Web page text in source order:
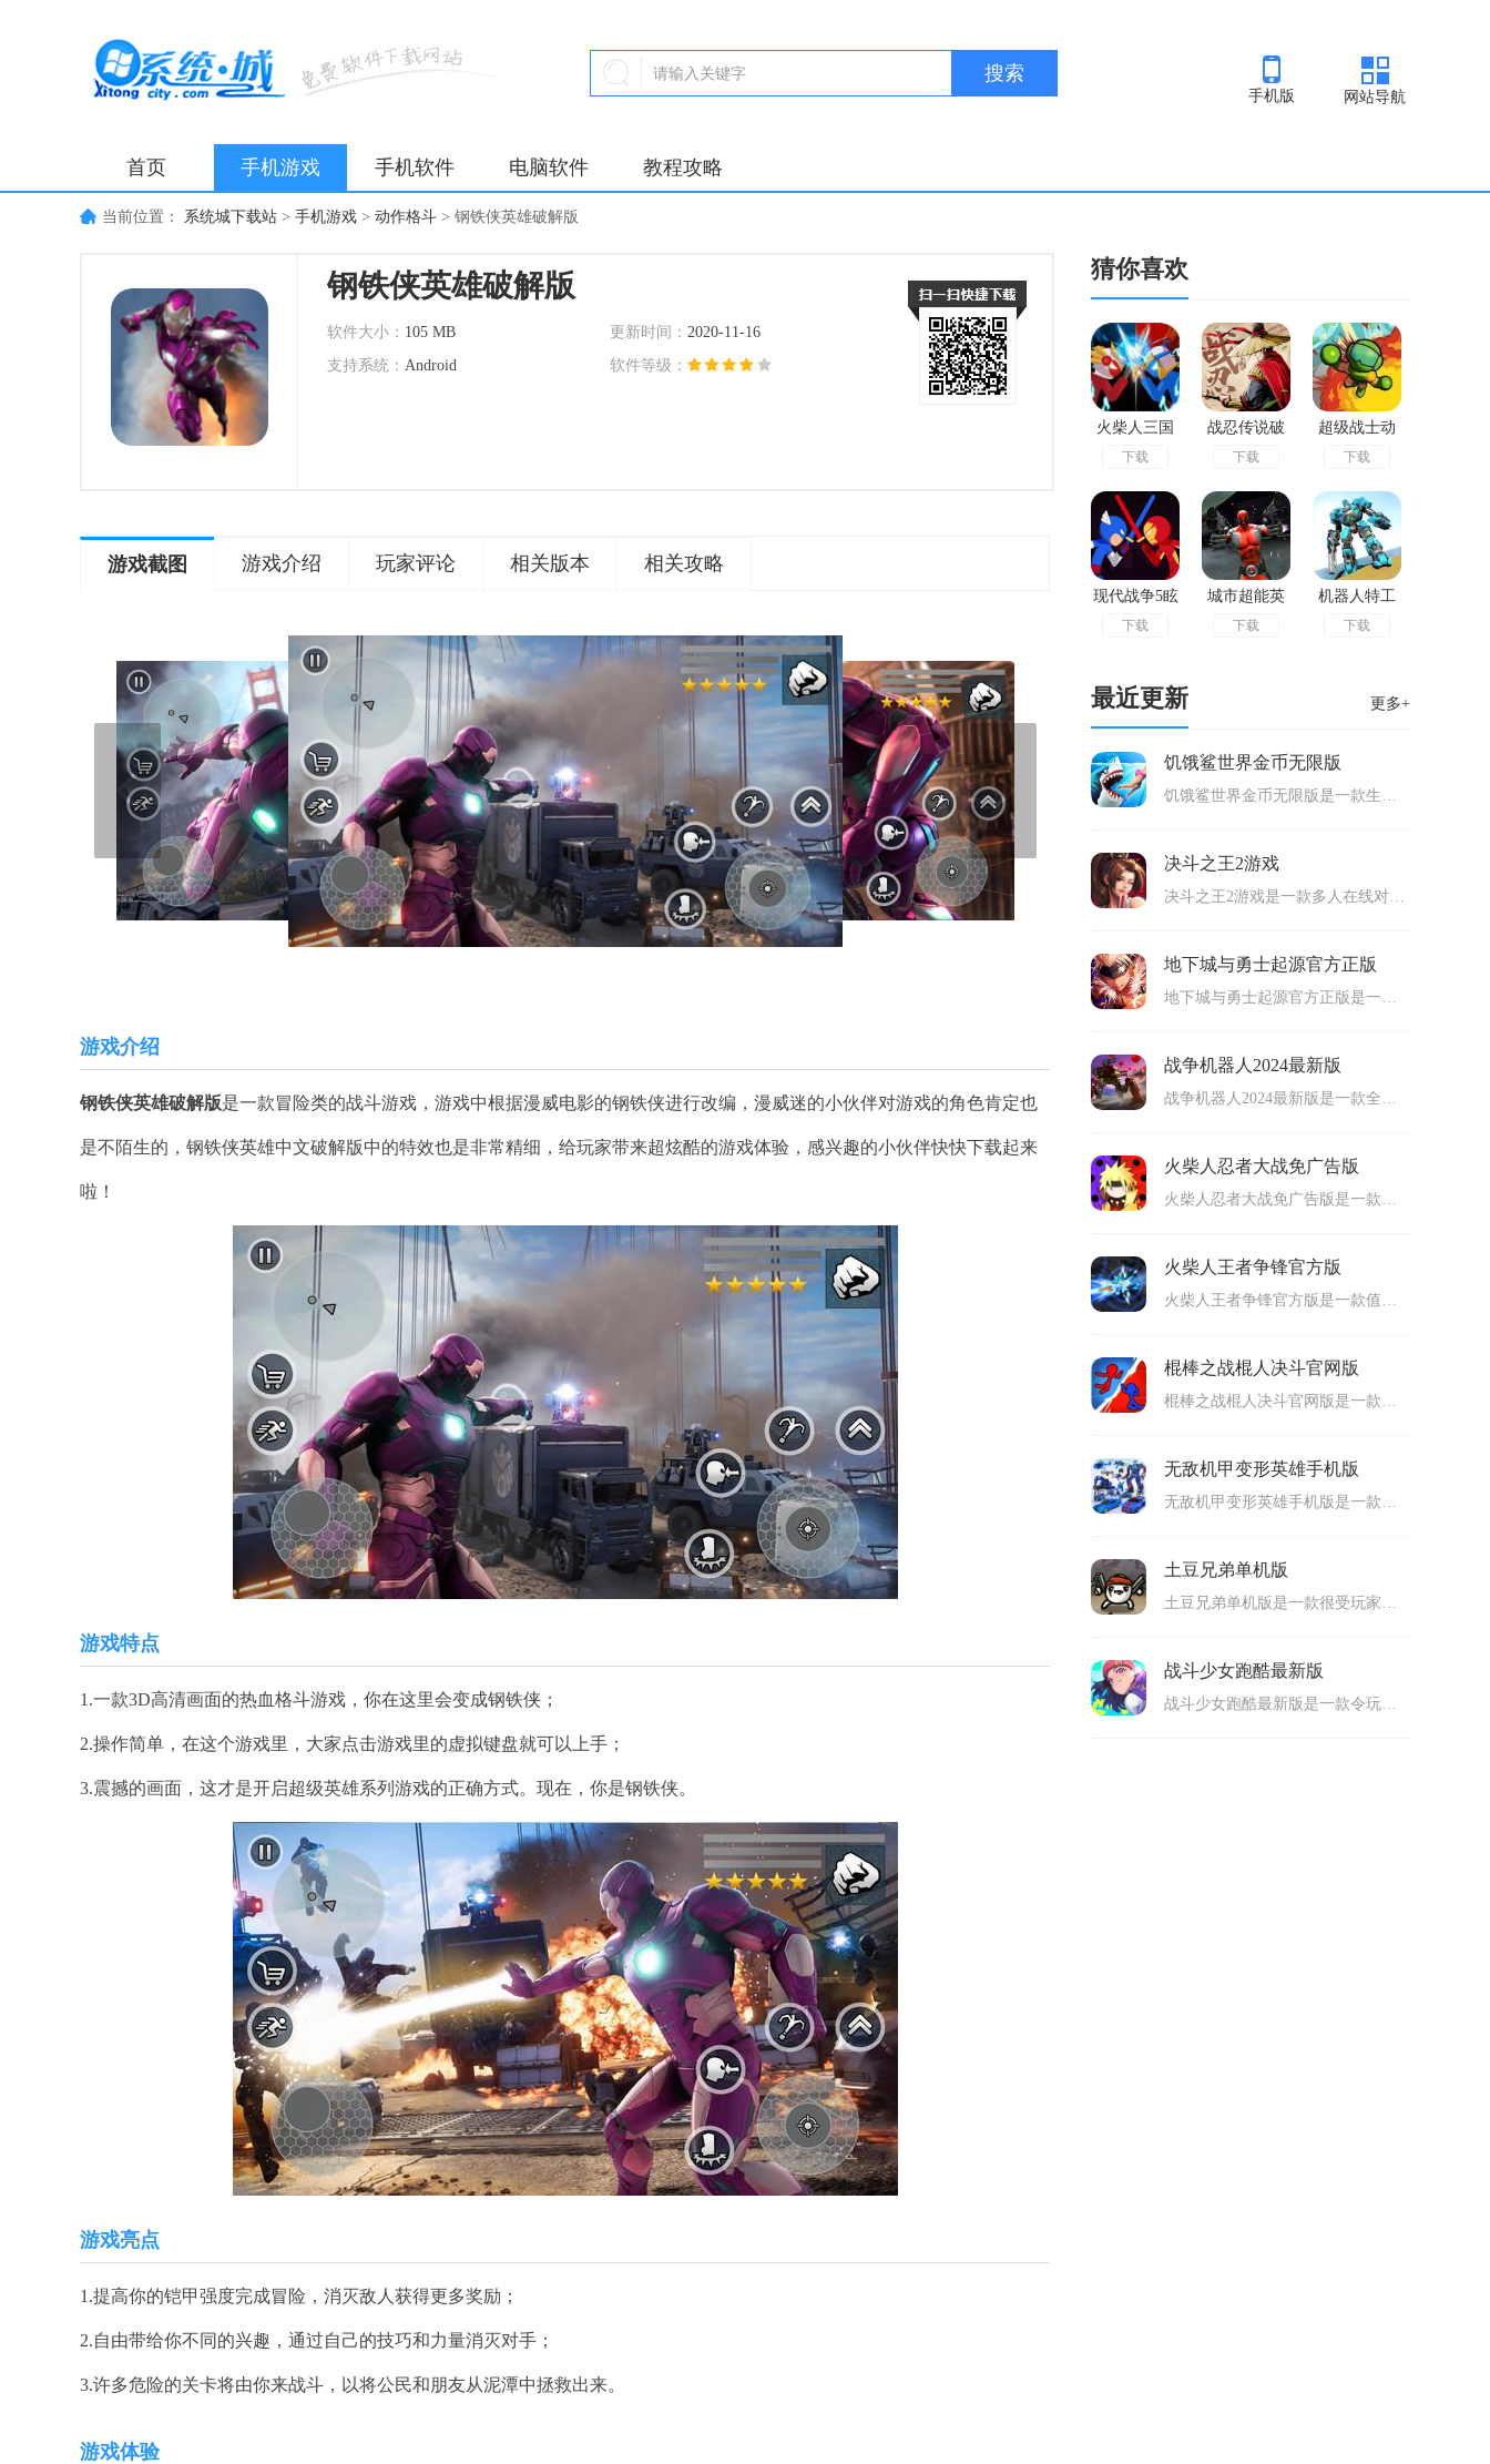
手机版 网站导航
首页 手机游戏 手机软件 电脑软件 教程攻略
当前位置： 系统城下载站 > 手机游戏 > 动作格斗 > 钢铁侠英雄破解版
钢铁侠英雄破解版
软件大小： 105 MB 更新时间： 2020-11-16
支持系统： Android 软件等级：
游戏截图 游戏介绍 玩家评论 相关版本 相关攻略
游戏介绍
钢铁侠英雄破解版是一款冒险类的战斗游戏，游戏中根据漫威电影的钢铁侠进行改编，漫威迷的小伙伴对游戏的角色肯定也
是不陌生的，钢铁侠英雄中文破解版中的特效也是非常精细，给玩家带来超炫酷的游戏体验，感兴趣的小伙伴快快下载起来
啦！
游戏特点
1.一款3D高清画面的热血格斗游戏，你在这里会变成钢铁侠；
2.操作简单，在这个游戏里，大家点击游戏里的虚拟键盘就可以上手；
3.震撼的画面，这才是开启超级英雄系列游戏的正确方式。现在，你是钢铁侠。
游戏亮点
1.提高你的铠甲强度完成冒险，消灭敌人获得更多奖励；
2.自由带给你不同的兴趣，通过自己的技巧和力量消灭对手；
3.许多危险的关卡将由你来战斗，以将公民和朋友从泥潭中拯救出来。
游戏体验
猜你喜欢
火柴人三国
乱斗破解版
下载
战忍传说破
解版
下载
超级战士动
力奔跑安卓
版
下载
现代战争5眩
晕风暴破解
下载
城市超能英
雄中文版
下载
机器人特工
队最新版
下载
最近更新 更多+
饥饿鲨世界金币无限版
饥饿鲨世界金币无限版是一款生存冒险的动作游戏，玩家可以在3D画面里面进行热血的挑战，控制鲨鱼来冒险，在地图里面横冲直撞，寻找可以吞噬的生物来不断吞噬，有目标需要我们完成，完成目标之后就可以解锁后续的内容了，有十几种鲨鱼能够解锁，适合很多玩家游玩。
决斗之王2游戏
决斗之王2游戏是一款多人在线对战的卡牌竞技类手游，以独特的规则进行卡牌对战，拥有非常多的卡牌能够获得，玩家可以按照不同的玩法和套路来选择相关的卡牌组成完整的卡组，使用卡组来挑战不同的内容，包含了NPC和真人玩家都可以在线进行挑战，战斗画面很精美，可玩性高。
地下城与勇士起源官方正版
地下城与勇士起源官方正版是一款非常好玩的2D动作格斗类手机游戏。地下城与勇士起源安卓版玩法丰富，玩家们将再次回到这个熟悉的阿拉德大陆，进入一个拥有满满挑战和惊喜的奇幻世界，在这里挑战各种强大的敌人，探索地下城未知任务。而且，游戏中还支持玩家们与其他小伙伴进行组队，灵活运用各种道具来获取对战胜利哦！可玩性非常高，感兴趣的玩家们，那就快来下载试玩吧！
战争机器人2024最新版
战争机器人2024最新版是一款全新的手机机甲战斗类游戏。战争机器人2024官方版采用高品质画面效果，充满科幻元素的主题，搭配上超级震撼的音乐效果，给玩家们带来满满的沉浸式体验哦。而且，游戏的玩法也很新颖，游戏融入了战斗、射击、赛车等多种趣味元素，给玩家们感受超浓的战斗气氛，身临其境感受最为真实的对战乐趣哦！还等什么呢？快来下载试玩吧！
火柴人忍者大战免广告版
火柴人忍者大战免广告版是一款很受游戏玩家们喜爱的手机动作格斗类型游戏，这款火柴人忍者大战无敌版游戏画面设计精美，丰富的挑战玩法内容，吸引了无数玩家前来挑战。游戏里，玩家们将化身可爱的火柴人角色，你需要利用各种武器，灵活运用自身技能来与敌人们进行战斗。而且，游戏中还有超多有意思的挑战关卡哦，整体很考验玩家们的操作性，感兴趣的玩家们，那就快来下载体验吧！
火柴人王者争锋官方版
火柴人王者争锋官方版是一款值得玩家们上手体验的手机动作对战类游戏。火柴人王者争锋安卓版拥有精美的游戏画面，丰富的玩法内容。在这款游戏中，玩家们可以自由选择喜欢的火柴人角色，灵活运用各种战术策略，来将游戏里的敌人快速击败。而且，游戏里还有很多有意思的关卡挑战，很考验玩家们的作战技巧哦，感兴趣的朋友们，不妨也来本站免费下载体验呀！
棍棒之战棍人决斗官网版
棍棒之战棍人决斗官网版是一款令玩家们兴奋的手机动作冒险类游戏，棍棒之战棍人决斗最新版玩法刺激有趣，在这款游戏里，玩家们将利用各种厉害武器，使用各种角色技能，来和对手们展开较量，快速将对手们一一打败。而且，游戏里还有超多有意思的挑战模式，玩家们可以自由选择来进行体验。还等什么呢？快来本站免费下载游戏，尝试一下吧！
无敌机甲变形英雄手机版
无敌机甲变形英雄手机版是一款很值得玩家们上手体验的手机机甲冒险类游戏，这款无敌机甲变形英雄最新版拥有出色的游戏画面，丰富的游戏场景，游戏里玩家们将化身机甲英雄，你将驾驶着各种厉害机甲来完成关卡里的挑战任务。而且，不同机甲的能力以及技能也是不一样的，玩家们也需要不断提升它们的实力哦。整体耐玩性很高的，喜欢的玩家们，那就快来下载体验呀！
土豆兄弟单机版
土豆兄弟单机版是一款很受玩家们喜爱的手机动作对战类游戏。土豆兄弟正版玩法十分有趣哦，它巧妙将动作、射击、冒险等多种趣味元素相结合，给玩家们不一样游戏玩法。而且，游戏中还为玩家们提供了多样化的战斗模式，丰富的游戏武器，让玩家们在这里感受刺激又好玩的冒险对战乐趣哦！感兴趣的玩家们，欢迎大家前来本站免费下载这款游戏试一试！
战斗少女跑酷最新版
战斗少女跑酷最新版是一款令玩家们兴奋的手机动作跑酷类游戏。战斗少女跑酷正版充满着快节奏的游戏氛围感，游戏画面设计十分出色，玩法内容也刺激有趣哦！在这款游戏里，玩家们需要灵活操控着主角战斗少女，通过跳跃、滑行等操作，来避开关卡里出现的各种障碍，还要避开敌人们的追击与攻击，可玩性还是非常高的。感兴趣的玩家们，欢迎你们前来下载体验哦！